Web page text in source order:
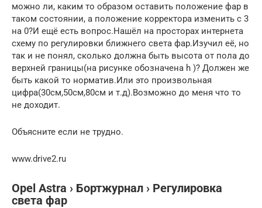
можно ли, каким то образом оставить положение фар в
таком состоянии, а положение корректора изменить с 3
на 0?И ещё есть вопрос.Нашёл на просторах интернета
схему по регулировки ближнего света фар.Изучил её, но
так и не понял, сколько должна быть высота от пола до
верхней границы(на рисунке обозначена h )? Должен же
быть какой то норматив.Или это произвольная
цифра(30см,50см,80см и т.д).Возможно до меня что то
не доходит.
Объясните если не трудно.
www.drive2.ru
Opel Astra › Бортжурнал › Регулировка
света фар